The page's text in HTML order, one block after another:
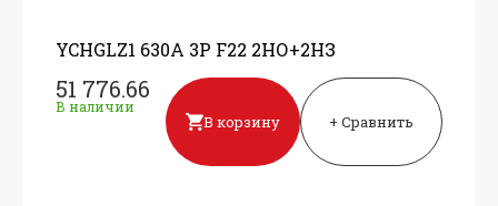
YCHGLZ1 630A 3P F22 2НО+2НЗ
51 776.66
В наличии
В корзину + Сравнить